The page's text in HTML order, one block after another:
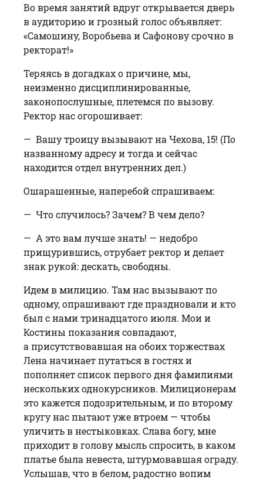
Во время занятий вдруг открывается дверь
в аудиторию и грозный голос объявляет:
«Самошину, Воробьева и Сафонову срочно в
ректорат!»
Теряясь в догадках о причине, мы,
неизменно дисциплинированные,
законопослушные, плетемся по вызову.
Ректор нас огорошивает:
— Вашу троицу вызывают на Чехова, 15! (По
названному адресу и тогда и сейчас
находится отдел внутренних дел.)
Ошарашенные, наперебой спраши­ваем:
— Что случилось? Зачем? В чем дело?
— А это вам лучше знать! — недобро
прищурившись, отрубает ректор и делает
знак рукой: дескать, свободны.
Идем в милицию. Там нас вызывают по
одному, опрашивают где праздновали и кто
был с нами тринадцатого июля. Мои и
Костины показания совпадают,
а присутствовавшая на обоих торжествах
Лена начинает путаться в гостях и
пополняет список первого дня фамилиями
нескольких однокурсников. Милиционерам
это кажется подозрительным, и по второму
кругу нас пытают уже втроем — чтобы
уличить в нестыковках. Слава богу, мне
приходит в голову мысль спросить, в каком
платье была невеста, штурмовавшая ограду.
Услышав, что в белом, радостно вопим